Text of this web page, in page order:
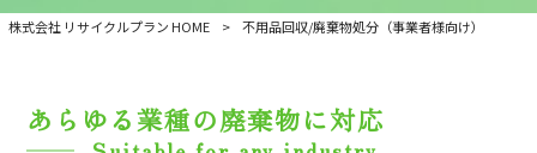
株式会社 リサイクルプラン HOME > 不用品回収/廃棄物処分 （事業者様向け）
あらゆる業種の廃棄物に対応